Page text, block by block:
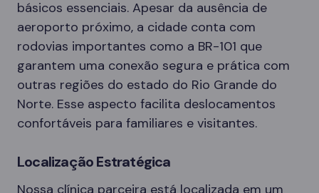
básicos essenciais. Apesar da ausência de
aeroporto próximo, a cidade conta com
rodovias importantes como a BR-101 que
garantem uma conexão segura e prática com
outras regiões do estado do Rio Grande do
Norte. Esse aspecto facilita deslocamentos
confortáveis para familiares e visitantes.
Localização Estratégica
Nossa clínica parceira está localizada em um